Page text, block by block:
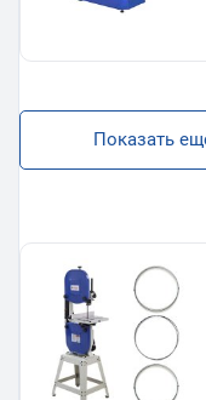
Показать